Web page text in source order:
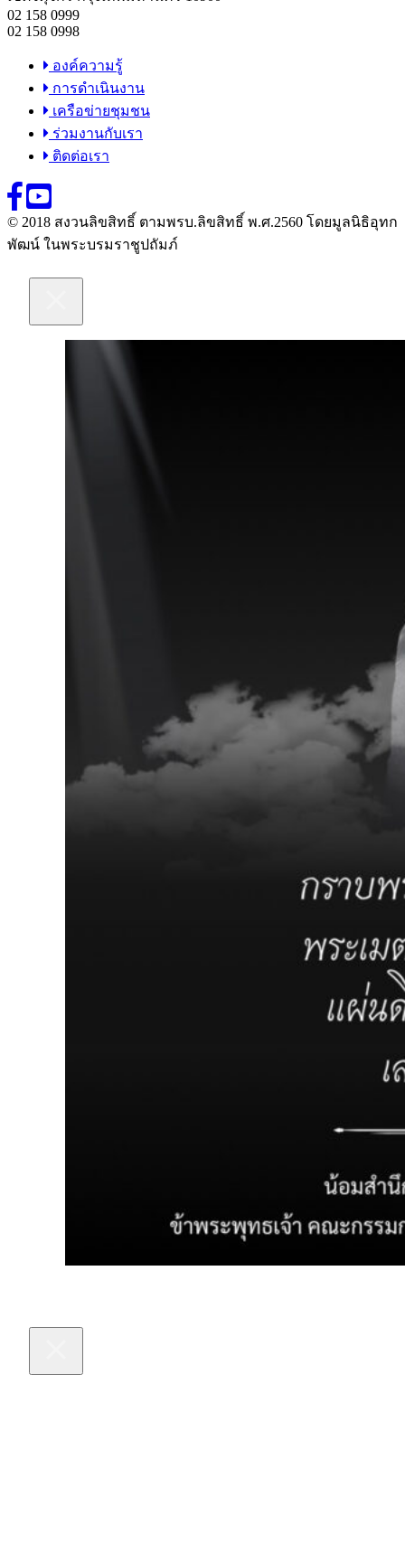
02 158 0999
02 158 0998
องค์ความรู้
การดำเนินงาน
เครือข่ายชุมชน
ร่วมงานกับเรา
ติดต่อเรา
© 2018 สงวนลิขสิทธิ์ ตามพรบ.ลิขสิทธิ์ พ.ศ.2560 โดยมูลนิธิอุทก
พัฒน์ ในพระบรมราชูปถัมภ์